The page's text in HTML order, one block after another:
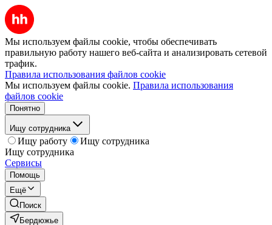
Мы используем файлы cookie, чтобы обеспечивать
правильную работу нашего веб-сайта и анализировать сетевой
трафик.
Правила использования файлов cookie
Мы используем файлы cookie. Правила использования
файлов cookie
Понятно
Ищу сотрудника
Ищу работу
Ищу сотрудника
Ищу сотрудника
Сервисы
Помощь
Ещё
Поиск
Бердюжье